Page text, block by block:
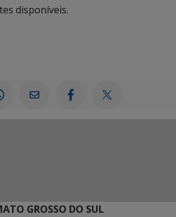
disponíveis.
GROSSO DO SUL